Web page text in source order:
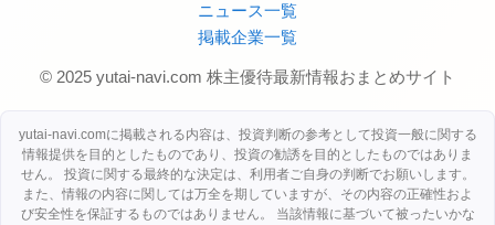
ニュース一覧
掲載企業一覧
© 2025 yutai-navi.com 株主優待最新情報おまとめサイト
yutai-navi.comに掲載される内容は、投資判断の参考として投資一般に関する
情報提供を目的としたものであり、投資の勧誘を目的としたものではありま
せん。 投資に関する最終的な決定は、利用者ご自身の判断でお願いします。
また、情報の内容に関しては万全を期していますが、その内容の正確性およ
び安全性を保証するものではありません。 当該情報に基づいて被ったいかな